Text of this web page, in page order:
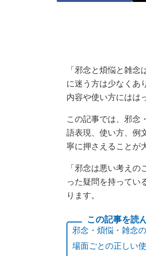
「邪念と煩悩と雑
に迷う方は少なくあ
内容や使い方にはは
この記事では、邪念
語表現、使い方、例
寧に押さえることが
「邪念は悪い考え
った疑問を持ってい
ります。
邪念・煩悩・雑念
場面ごとの正しい